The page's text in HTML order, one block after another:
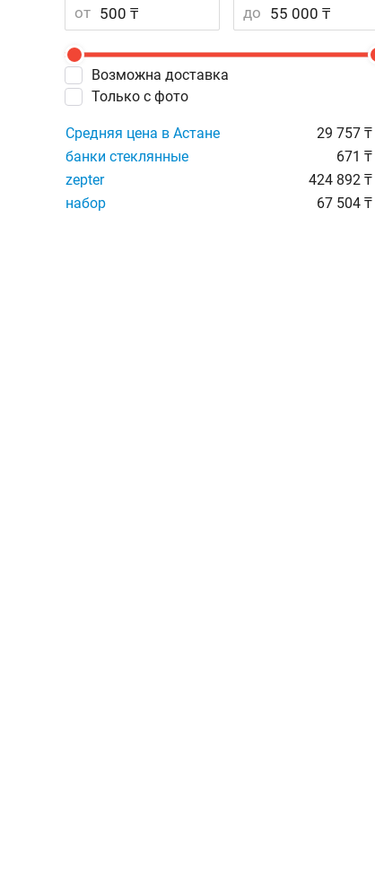
от до
Возможна доставка
Только с фото
Средняя цена в Астане
29 757 ₸
банки стеклянные
671 ₸
zepter
424 892 ₸
набор
67 504 ₸